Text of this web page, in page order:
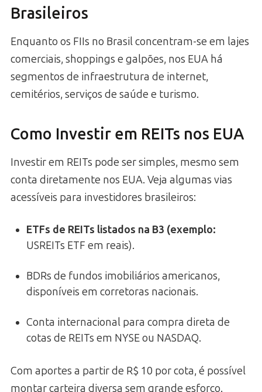
Brasileiros
Enquanto os FIIs no Brasil concentram-se em lajes
comerciais, shoppings e galpões, nos EUA há
segmentos de infraestrutura de internet,
cemitérios, serviços de saúde e turismo.
Como Investir em REITs nos EUA
Investir em REITs pode ser simples, mesmo sem
conta diretamente nos EUA. Veja algumas vias
acessíveis para investidores brasileiros:
ETFs de REITs listados na B3 (exemplo:
USREITs ETF em reais).
BDRs de fundos imobiliários americanos,
disponíveis em corretoras nacionais.
Conta internacional para compra direta de
cotas de REITs em NYSE ou NASDAQ.
Com aportes a partir de R$ 10 por cota, é possível
montar carteira diversa sem grande esforço.